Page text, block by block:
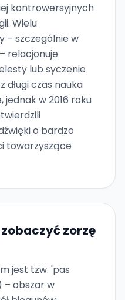
kontrowersyjnych
Wielu
– szczególnie w
relacjonuje
lub syczenie
długi czas nauka
jednak w 2016 roku
o bardzo
towarzyszące
zorzę
jest tzw. 'pas
– obszar w